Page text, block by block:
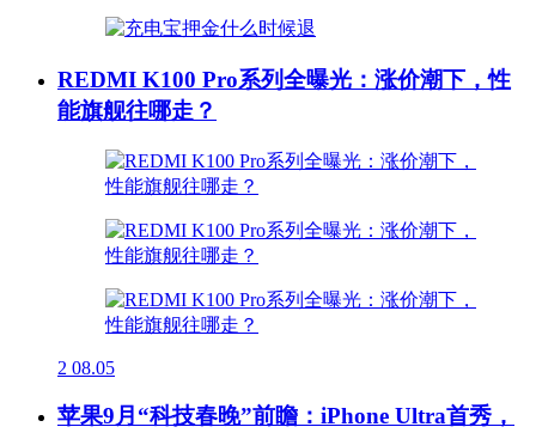
REDMI K100 Pro系列全曝光：涨价潮下，性
能旗舰往哪走？
2 08.05
苹果9月“科技春晚”前瞻：iPhone Ultra首秀，